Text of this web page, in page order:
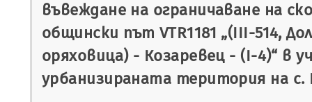
въвеждане на ограничаване на
общински път VTR1181 „(ІІІ-514,
оряховица) - Козаревец - (І-4)“ в
урбанизираната територия на с.